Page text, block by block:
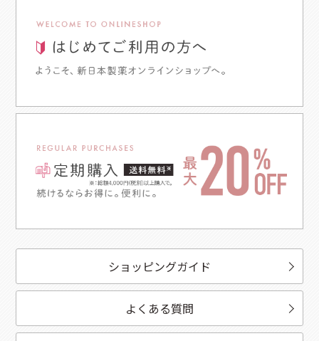
ショッピングガイド
よくある質問